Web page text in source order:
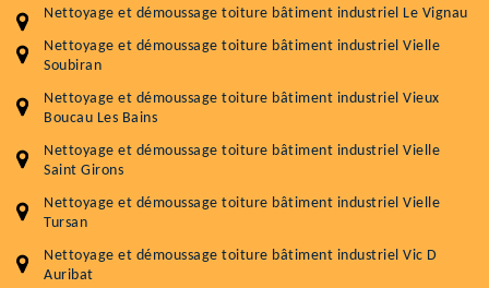
Nettoyage et démoussage toiture bâtiment industriel Le Vignau
Nettoyage et démoussage toiture bâtiment industriel Vielle
Soubiran
Nettoyage et démoussage toiture bâtiment industriel Vieux
Boucau Les Bains
Nettoyage et démoussage toiture bâtiment industriel Vielle
Saint Girons
Nettoyage et démoussage toiture bâtiment industriel Vielle
Tursan
Nettoyage et démoussage toiture bâtiment industriel Vic D
Auribat